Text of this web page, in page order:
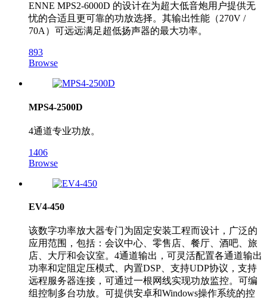
ENNE MPS2‐6000D 的设计在为超大低音炮用户提供无
忧的合适且更可靠的功放选择。其输出性能（270V /
70A）可远远满足超低扬声器的最大功率。
893
Browse
MPS4-2500D
4通道专业功放。
1406
Browse
EV4-450
该数字功率放大器专门为固定安装工程而设计，广泛的
应用范围，包括：会议中心、零售店、餐厅、酒吧、旅
店、大厅和会议室。4通道输出，可灵活配置各通道输出
功率和定阻定压模式、内置DSP、支持UDP协议，支持
远程服务器连接，可通过一根网线实现功放监控。可编
组控制多台功放。可提供安卓和Windows操作系统的控